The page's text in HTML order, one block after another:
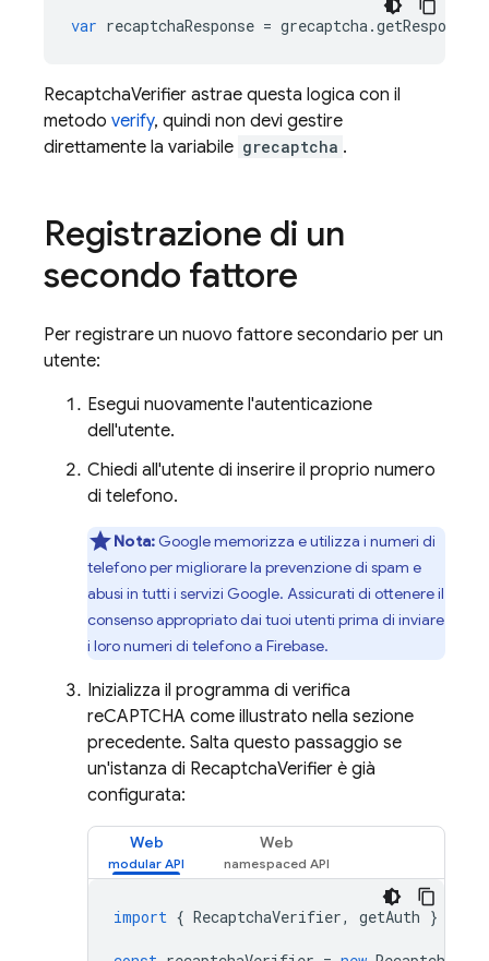
var recaptchaResponse = grecaptcha.getResponse
RecaptchaVerifier astrae questa logica con il
metodo verify, quindi non devi gestire
direttamente la variabile grecaptcha .
Registrazione di un
secondo fattore
Per registrare un nuovo fattore secondario per un
utente:
Esegui nuovamente l'autenticazione
dell'utente.
Chiedi all'utente di inserire il proprio numero
di telefono.
Nota: Google memorizza e utilizza i numeri di
telefono per migliorare la prevenzione di spam e
abusi in tutti i servizi Google. Assicurati di ottenere il
consenso appropriato dai tuoi utenti prima di inviare
i loro numeri di telefono a Firebase.
Inizializza il programma di verifica
reCAPTCHA come illustrato nella sezione
precedente. Salta questo passaggio se
un'istanza di RecaptchaVerifier è già
configurata:
Web Web
import { RecaptchaVerifier, getAuth }